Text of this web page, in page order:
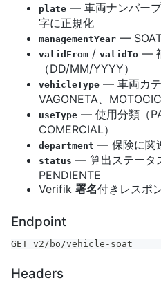
plate — 車両ナンバー
字に正規化
managementYear —
validFrom / validTo —
（DD/MM/YYYY）
vehicleType — 車両カテ
VAGONETA、
useType — 使用分類（
COMERCIAL）
department — 保険に関
status — 算出ステータ
PENDIENTE
Verifik 署名付きレスポ
Endpoint
GET v2/bo/vehicle-soat
Headers